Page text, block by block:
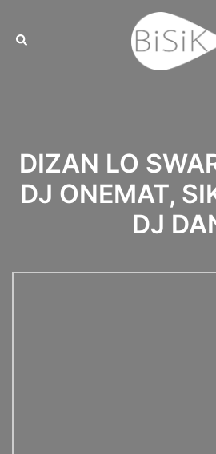
DIZAN LO
DJ ONEMAT,
DJ
Cookies management panel